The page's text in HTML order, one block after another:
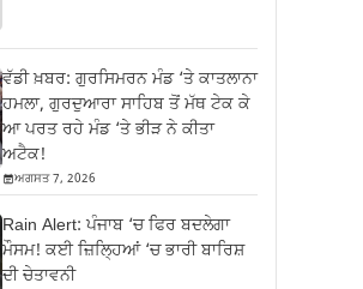
ਵੱਡੀ ਖ਼ਬਰ: ਗੁਰਸਿਮਰਨ ਮੰਡ ‘ਤੇ ਕਾਤਲਾਨਾ
ਹਮਲਾ, ਗੁਰਦੁਆਰਾ ਸਾਹਿਬ ਤੋਂ ਮੱਥ ਟੇਕ ਕੇ
ਆ ਪਰਤ ਰਹੇ ਮੰਡ ‘ਤੇ ਭੀੜ ਨੇ ਕੀਤਾ
ਅਟੈਕ!
ਅਗਸਤ 7, 2026
Rain Alert: ਪੰਜਾਬ ‘ਚ ਫਿਰ ਬਦਲੇਗਾ
ਮੌਸਮ! ਕਈ ਜ਼ਿਲ੍ਹਿਆਂ ‘ਚ ਭਾਰੀ ਬਾਰਿਸ਼
ਦੀ ਚੇਤਾਵਨੀ